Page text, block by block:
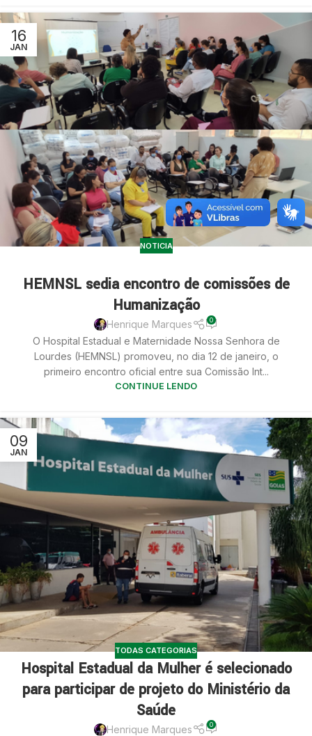
16
JAN
NOTICIA
HEMNSL sedia encontro de comissões de
Humanização
Henrique Marques 0
O Hospital Estadual e Maternidade Nossa Senhora de
Lourdes (HEMNSL) promoveu, no dia 12 de janeiro, o
primeiro encontro oficial entre sua Comissão Int...
CONTINUE LENDO
09
JAN
TODAS CATEGORIAS
Hospital Estadual da Mulher é selecionado
para participar de projeto do Ministério da
Saúde
Henrique Marques 0